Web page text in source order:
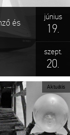
és
június
19.
szept.
20.
július
17.
október
11.
Aktuális